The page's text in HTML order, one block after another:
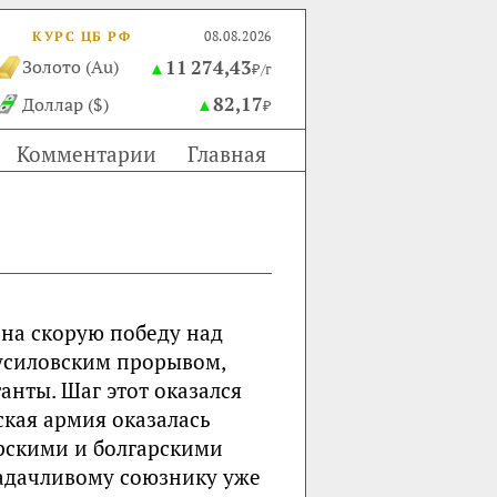
КУРС ЦБ РФ 08.08.2026
Золото (Au) ▲ 11 274,43₽/г
Доллар ($) ▲82,17₽
Комментарии Главная
скорую победу над
прорывом,
Шаг этот оказался
армия оказалась
и болгарскими
союзнику уже